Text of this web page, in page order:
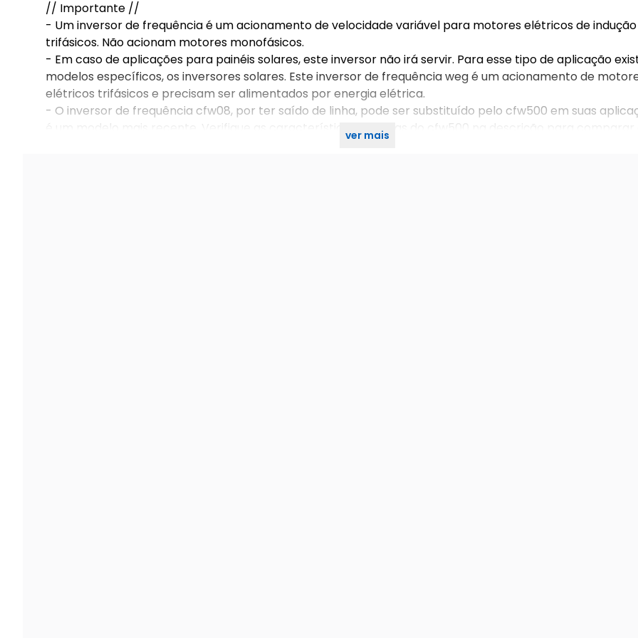
// Importante //
- Um inversor de frequência é um acionamento de velocidade variável para motores elétricos de indução
trifásicos. Não acionam motores monofásicos.
- Em caso de aplicações para painéis solares, este inversor não irá servir. Para esse tipo de aplicação
modelos específicos, os inversores solares. Este inversor de frequência weg é um acionamento de
elétricos trifásicos e precisam ser alimentados por energia elétrica.
- O inversor de frequência cfw08, por ter saído de linha, pode ser substituído pelo cfw500 em suas
é um modelo mais recente. Verifique as características técnicas do cfw500 na descrição para comparar a
ver mais